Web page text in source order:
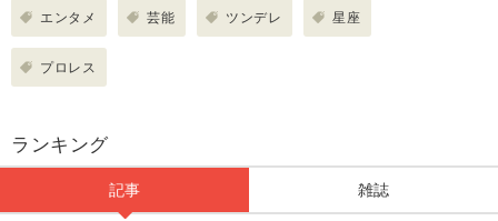
エンタメ 芸能 ツンデレ 星座
プロレス
ランキング
記事 雑誌